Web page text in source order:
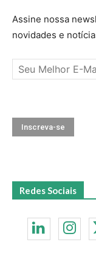
Assine nossa
novidades e
Redes Sociais